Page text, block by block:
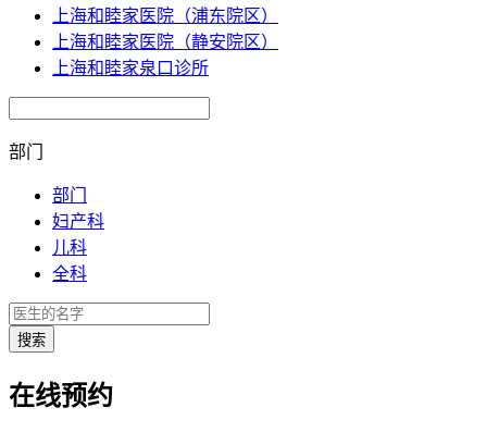
上海和睦家医院（浦东院区）
上海和睦家医院（静安院区）
上海和睦家泉口诊所
部门
部门
妇产科
儿科
全科
在线预约